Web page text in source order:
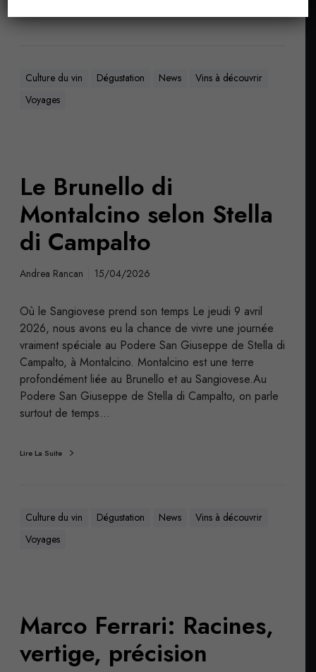
Culture du vin Dégustation News
Vins à découvrir
Voyages
Le Brunello di
Montalcino selon Stella
di Campalto
Andrea Rancan 15/04/2026
Où le Sangiovese prend son temps Le jeudi 9 avril
2026, nous avons eu la chance de vivre une journée
vraiment spéciale au Podere San Giuseppe de Stella di
Campalto, à Montalcino. Montalcino est une terre
profondément liée au Brunello et au Sangiovese.Au
Podere San Giuseppe de Stella di Campalto, on parle
surtout de temps…
Lire La Suite
Culture du vin Dégustation News
Vins à découvrir
Voyages
Marco Ferrari: Racines,
vertige, précision